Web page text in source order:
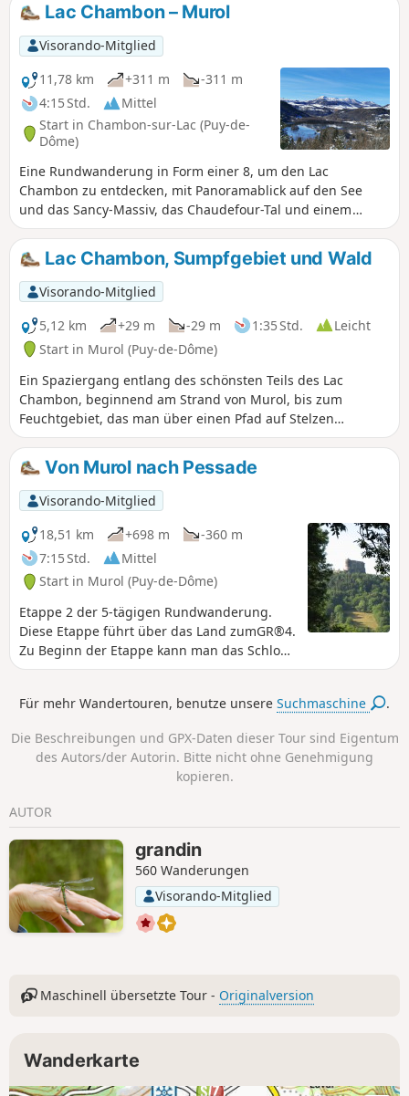
Lac Chambon – Murol
Visorando-Mitglied
11,78 km
+311 m
-311 m
4:15 Std.
Mittel
Start in Chambon-sur-Lac (Puy-de-
Dôme)
Eine Rundwanderung in Form einer 8, um den Lac
Chambon zu entdecken, mit Panoramablick auf den See
und das Sancy-Massiv, das Chaudefour-Tal und einem
Abstecher nach Murol mit seinem Schloss.
Lac Chambon, Sumpfgebiet und Wald
Visorando-Mitglied
5,12 km
+29 m -29 m 1:35 Std.
Leicht
Start in Murol (Puy-de-Dôme)
Ein Spaziergang entlang des schönsten Teils des Lac
Chambon, beginnend am Strand von Murol, bis zum
Feuchtgebiet, das man über einen Pfad auf Stelzen
entdecken kann, und dann etwas höher gelegen zurück
durch den Bois des Bouves.
Von Murol nach Pessade
Visorando-Mitglied
18,51 km
+698 m
-360 m
7:15 Std.
Mittel
Start in Murol (Puy-de-Dôme)
Etappe 2 der 5-tägigen Rundwanderung.
Diese Etappe führt über das Land zumGR®4.
Zu Beginn der Etappe kann man das Schloss
von Murol und anschließend die
entdecken.
Für mehr Wandertouren, benutze unsereSuchmaschine .
Die Beschreibungen und GPX-Daten dieser Tour sind Eigentum
des Autors/der Autorin. Bitte nicht ohne Genehmigung
kopieren.
AUTOR
grandin
560 Wanderungen
Visorando-Mitglied
Maschinell übersetzte Tour - Originalversion
Wanderkarte